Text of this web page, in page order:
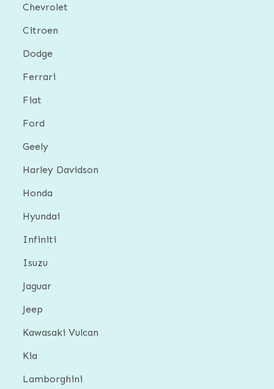
Chevrolet
Citroen
Dodge
Ferrari
Fiat
Ford
Geely
Harley Davidson
Honda
Hyundai
Infiniti
Isuzu
Jaguar
Jeep
Kawasaki Vulcan
Kia
Lamborghini